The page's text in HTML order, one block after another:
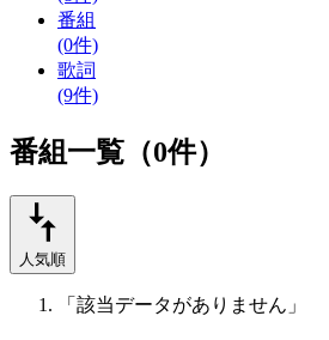
番組
(0件)
歌詞
(9件)
番組一覧（0件）
人気順
「該当データがありません」